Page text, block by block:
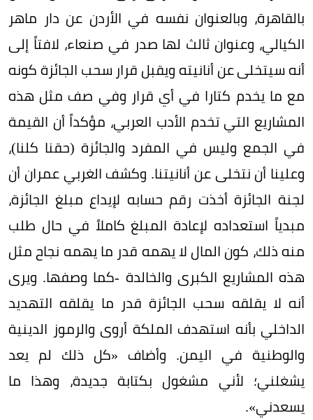
بالقاهرة، وبالعنوان نفسه في الأردن عن دار ماهر
الكيالي، وعنوان ثالث لها صدر في صنعاء، لافتاً إلى
أنه سيتخلى عن أنانيته ويقبل قرار سحب الجائزة كونه
مع ما يخدم كتارا في أي قرار وفي صف مثل هذه
المشاريع التي تخدم الأدب العربي، مؤكداً أن القيمة
في الجمع وليس في المفرد والجائزة (حقنا كلنا)،
وعلينا أن نتخلى عن أنانيتنا. وكشف الغربي عمران أن
لجنة الجائزة أخذت رقم حسابه لإيداع مبلغ الجائزة،
مبدياً استعداده لإعادة المبلغ كاملاً في حال طلب
منه ذلك، كون المال لا يهمه قدر ما يهمه نجاح مثل
هذه المشاريع الكبرى والخالدة -كما وصفها. ويرى
أنه لا يقلقه سحب الجائزة قدر ما يقلقه التهديد
الداخلي بأنه استهدف الملكة أروى والرموز الدينية
والوطنية في اليمن. وأضاف «كل ذلك لم يعد
يشغلني؛ لأني مشغول بكتابة جديدة، وهذا ما
يسعدني».